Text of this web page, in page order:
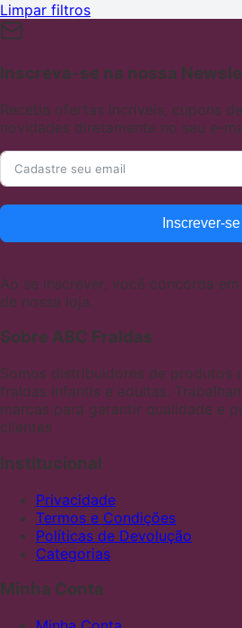
Limpar filtros
Inscreva-se na nossa
Receba ofertas incríveis, cupons
novidades diretamente no seu e-
Inscrever-se
Ao se inscrever, você concorda
de nossa loja.
Sobre ABC Fraldas
Somos distribuidores de produtos
fraldas infantis e adultas.
marcas para garantir qualidade e
clientes
Institucional
Privacidade
Termos e Condições
Políticas de Devolução
Categorias
Minha Conta